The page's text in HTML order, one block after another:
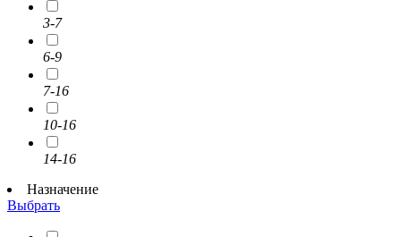
3-7
6-9
7-16
10-16
14-16
Назначение
Выбрать